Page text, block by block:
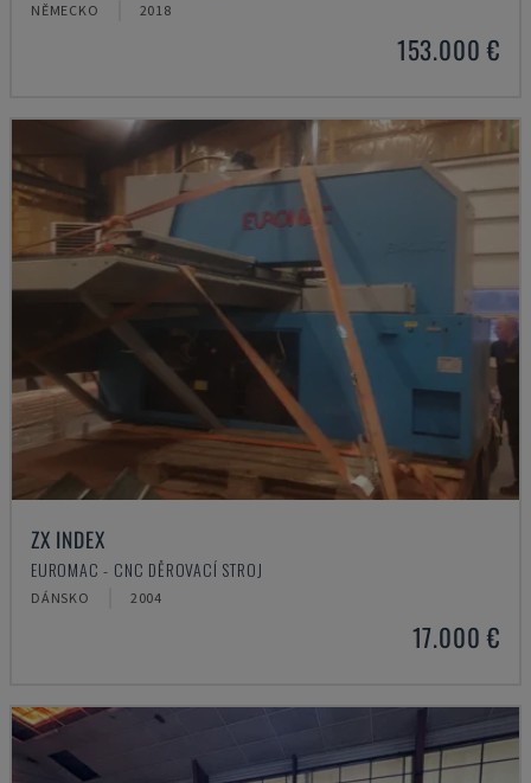
NĚMECKO 2018
153.000 €
ZX INDEX
EUROMAC - CNC DĚROVACÍ STROJ
DÁNSKO 2004
17.000 €